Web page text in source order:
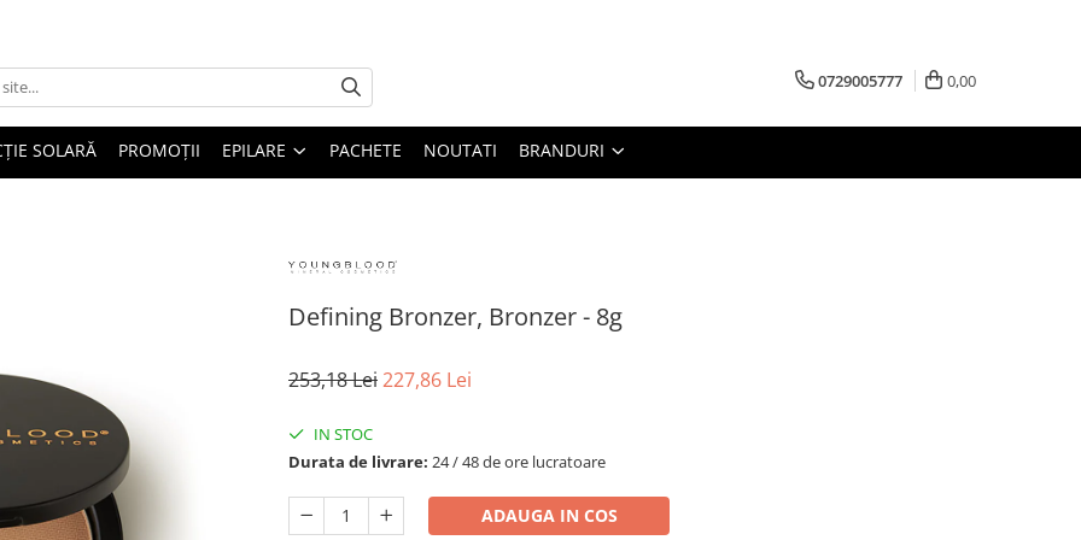
0729005777 0,00
SOLARĂ PROMOȚII EPILARE PACHETE NOUTATI BRANDURI
Defining Bronzer, Bronzer - 8g
253,18 Lei227,86 Lei
IN STOC
Durata de livrare: 24 / 48 de ore lucratoare
ADAUGA IN COS